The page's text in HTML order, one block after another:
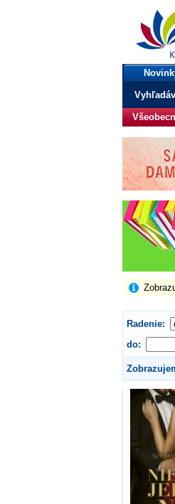
bux.sk
knihy,
Úvodná
Radenie:
do: